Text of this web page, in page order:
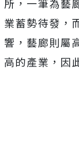
所，一筆為藝
業蓄勢待發，
響，藝廊則屬
高的產業，因